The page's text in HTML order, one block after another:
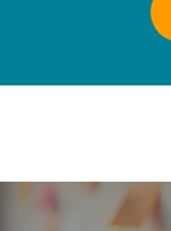
REHABILITACIÓN